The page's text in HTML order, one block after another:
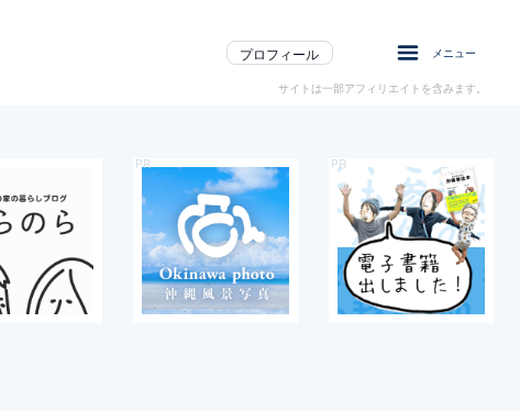
プロフィール メニュー
サイトは一部アフィリエイトを含みます。